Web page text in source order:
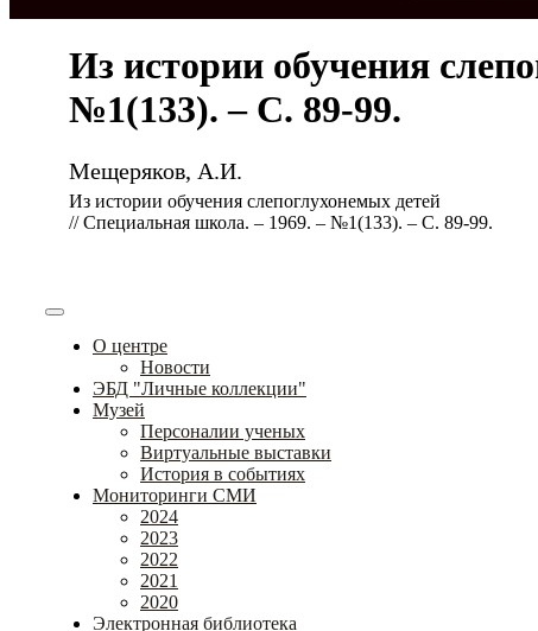
Из истории обучения
№1(133). – С. 89-99.
Мещеряков, А.И.
Из истории обучения слепоглухонемых детей
// Специальная школа. – 1969. – №1(133). – С. 89-99.
О центре
Новости
ЭБД "Личные коллекции"
Музей
Персоналии ученых
Виртуальные выставки
История в событиях
Мониторинги СМИ
2024
2023
2022
2021
2020
Электронная библиотека